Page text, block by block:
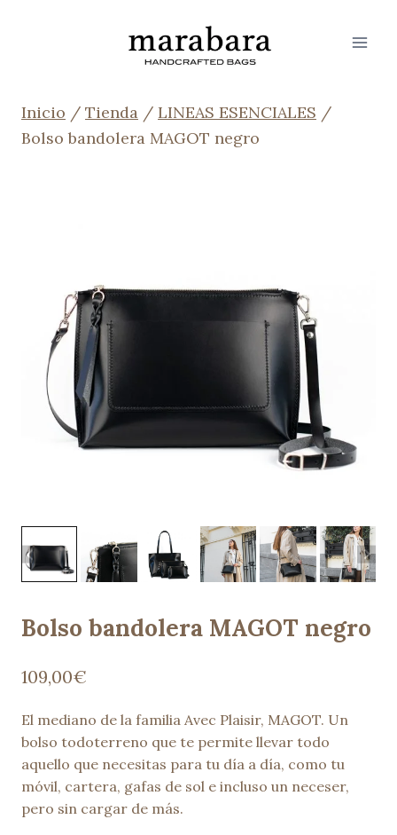
Inicio / Tienda / LINEAS ESENCIALES /
Bolso bandolera MAGOT negro
Bolso bandolera MAGOT negro
109,00€
El mediano de la familia Avec Plaisir, MAGOT. Un
bolso todoterreno que te permite llevar todo
aquello que necesitas para tu día a día, como tu
móvil, cartera, gafas de sol e incluso un neceser,
pero sin cargar de más.